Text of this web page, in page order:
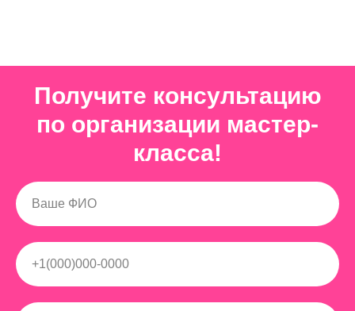
Получите консультацию
по организации мастер-
класса!